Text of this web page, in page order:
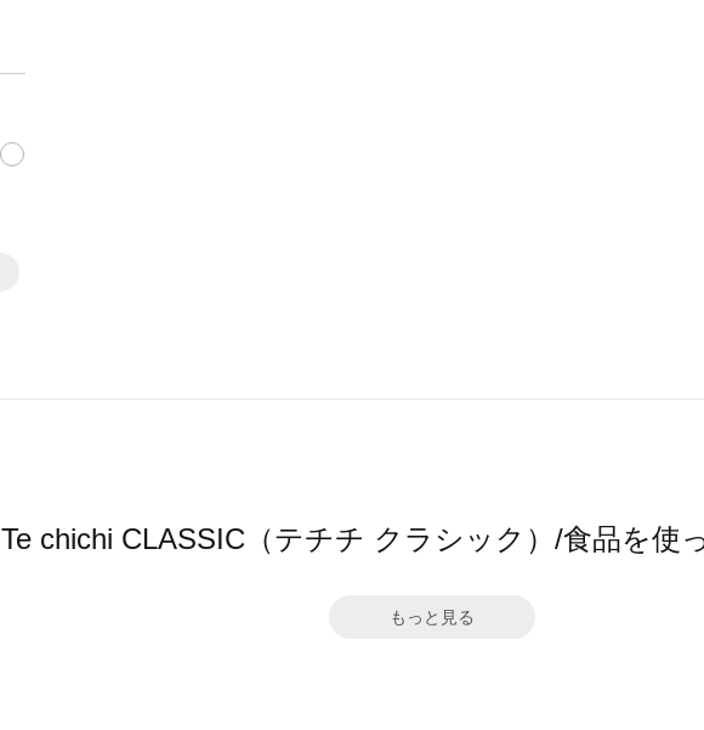
Te chichi CLASSIC（テチチ クラシック）/食品を使
もっと見る